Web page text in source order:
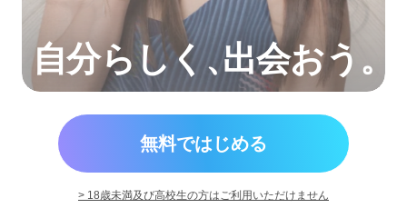
自分らしく、出会おう。
無料ではじめる
> 18歳未満及び高校生の方はご利用いただけません